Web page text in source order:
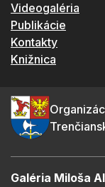
Videogaléria
Publikácie
Kontakty
Knižnica
Galéria Miloša